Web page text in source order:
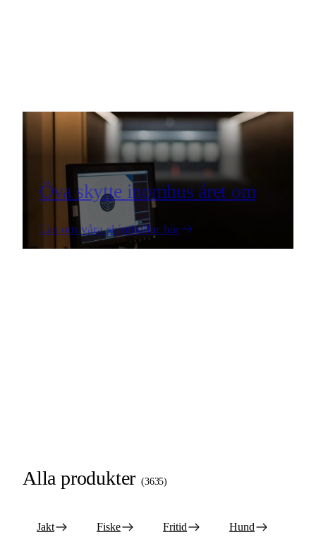
Öva skytte inomhus året om
Läs om våra skjuthallar här
Alla produkter (3635)
Jakt Fiske Fritid Hund